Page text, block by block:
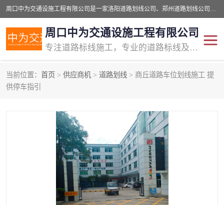
周口中为交通设施工程有限公司是一家洛阳道路划线公司、郑州道路划线公司、平顶山道路车位划线公司、开封车位划线公司、许昌道路车位划线公司、漯河道路车位划线公司，公司始终坚持“诚信、匠心、专注”的宗旨；我们的经营理念是：的服务。
周口中为交通设施工程有限公司
专注道路标线施工，专业的道路标线及交通设施施工服务商!
当前位置： 首页 > 供应商机 > 道路划线 > 商丘道路车位划线施工 提
供停车指引
交通道路标线
道路标线划线 马路标线
道路划线